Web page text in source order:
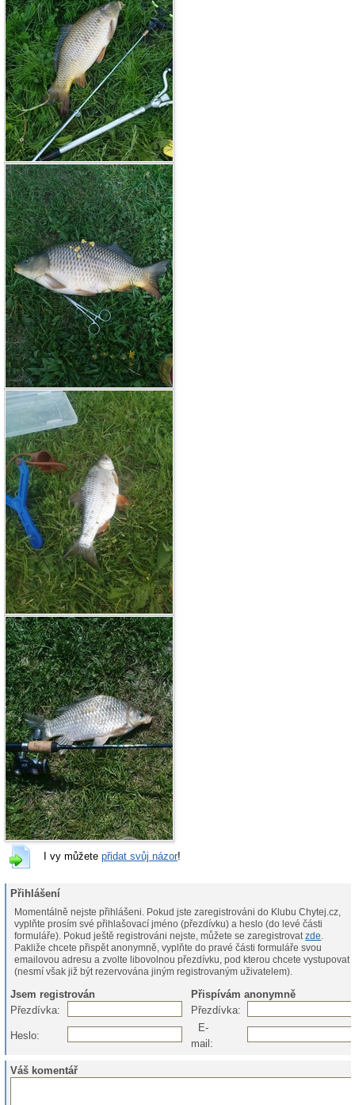
I vy můžete přidat svůj názor!
Přihlášení
Momentálně nejste přihlášeni. Pokud jste zaregistrováni do Klubu Chytej.cz,
vyplňte prosím své přihlašovací jméno (přezdívku) a heslo (do levé části
formuláře). Pokud ještě registrováni nejste, můžete se zaregistrovatzde
Pakliže chcete přispět anonymně, vyplňte do pravé části formuláře svou
emailovou adresu a zvolte libovolnou přezdívku, pod kterou chcete vystupovat
(nesmí však již být rezervována jiným registrovaným uživatelem).
Jsem registrován
Přispívám anonymně
Přezdívka:
Přezdívka:
Heslo:
E-
mail:
Váš komentář